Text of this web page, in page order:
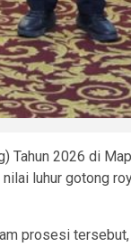
Tahun 2026 di
luhur gotong
prosesi